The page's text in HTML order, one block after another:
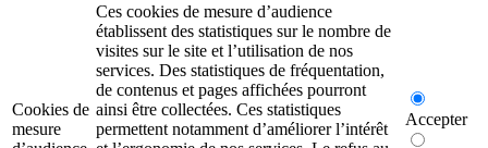
Cookies de
mesure
Ces cookies de mesure d’audience
établissent des statistiques sur le nombre de
visites sur le site et l’utilisation de nos
services. Des statistiques de fréquentation,
de contenus et pages affichées pourront
ainsi être collectées. Ces statistiques
permettent notamment d’améliorer l’intérêt
Accepter